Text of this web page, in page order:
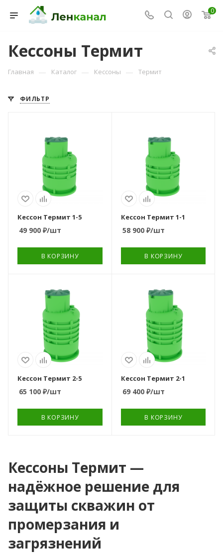
0
Кессоны Термит
Главная — Каталог — Кессоны — Термит
ФИЛЬТР
расположения
вертикальный
Тип очистного
устройства
Вес, кг
Кессон Термит 1-5
49 900 ₽/шт
В КОРЗИНУ
расположения
вертикальный
Тип очистного
устройства
Вес, кг
Кессон Термит 1-1
58 900₽/шт
В КОРЗИНУ
расположения
вертикальный
Тип очистного
устройства
Вес, кг
Кессон Термит 2-5
65 100 ₽/шт
В КОРЗИНУ
расположения
вертикальный
Тип очистного
устройства
Вес, кг
Кессон Термит 2-1
69 400₽/шт
В КОРЗИНУ
Кессоны Термит —
надёжное решение для
защиты скважин от
промерзания и
загрязнений